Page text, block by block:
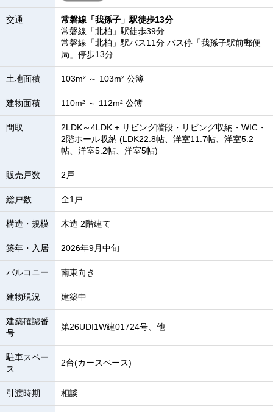
交通
常磐線「我孫子」駅徒歩13分
常磐線「北柏」駅徒歩39分
常磐線「北柏」駅バス11分 バス停「我孫子駅前郵便
局」停歩13分
土地面積 103m² ～ 103m² 公簿
建物面積 110m² ～ 112m² 公簿
間取
2LDK～4LDK + リビング階段・リビング収納・WIC・
2階ホール収納 (LDK22.8帖、洋室11.7帖、洋室5.2
帖、洋室5.2帖、洋室5帖)
販売戸数 2戸
総戸数 全1戸
構造・規模 木造 2階建て
築年・入居 2026年9月中旬
バルコニー 南東向き
建物現況 建築中
建築確認番
号
第26UDI1W建01724号、他
駐車スペー
ス
2台(カースペース)
引渡時期 相談